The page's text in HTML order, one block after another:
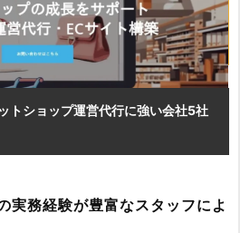
作業務、運営代行まで対応
対応
トショップ運営代行に強い会社5社
実務経験が豊富なスタッフによ